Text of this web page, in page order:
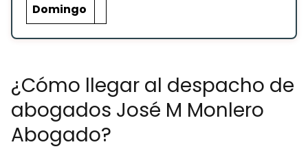
Domingo
¿Cómo llegar al despacho de
abogados José M Monlero
Abogado?